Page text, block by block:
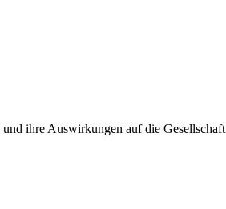
ihre Auswirkungen auf die Gesellschaft